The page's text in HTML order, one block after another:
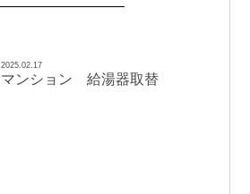
2025.02.17
マンション 給湯器取替